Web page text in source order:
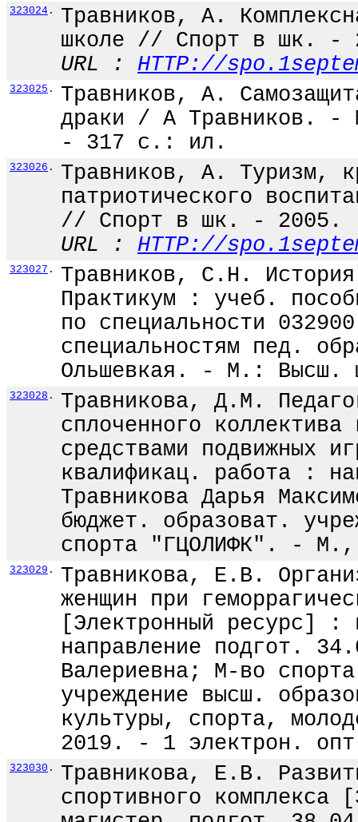
323024 .
Травников, А.
школе // Спорт в шк.
URL : HTTP://
323025 .
Травников, А.
драки / А Травников.
- 317 с.: ил.
323026 .
Травников, А. Туризм,
патриотического
// Спорт в шк. -
URL : HTTP://
323027 .
Травников, С.Н.
Практикум : учеб.
по специальности
специальностям пед.
Ольшевкая. - М.:
323028 .
Травникова, Д.М.
сплоченного
средствами подвижных
квалификац. работа :
Травникова Дарья
бюджет. образоват.
спорта "ГЦОЛИФК". -
323029 .
Травникова, Е.В.
женщин при
[Электронный ресурс]
направление подгот.
Валериевна; М-во
учреждение высш.
культуры, спорта,
2019. - 1 электрон.
323030 .
Травникова, Е.В.
спортивного комплекса